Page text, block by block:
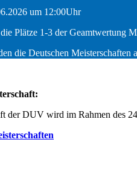
um 12:00Uhr
Plätze 1-3 der Geamtwertung
die Deutschen Meisterschaften
der DUV wird im Rahmen des